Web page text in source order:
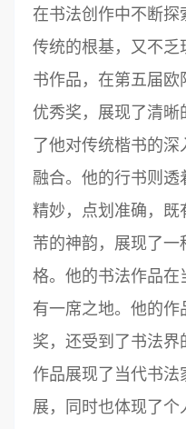
在书法创作中不断
传统的根基，又不
书作品，在第五届
优秀奖，展现了清
了他对传统楷书的
融合。他的行书则
精妙，点划准确，
芾的神韵，展现了
格。他的书法作品在
有一席之地。他的
奖，还受到了书法
作品展现了当代书
展，同时也体现了